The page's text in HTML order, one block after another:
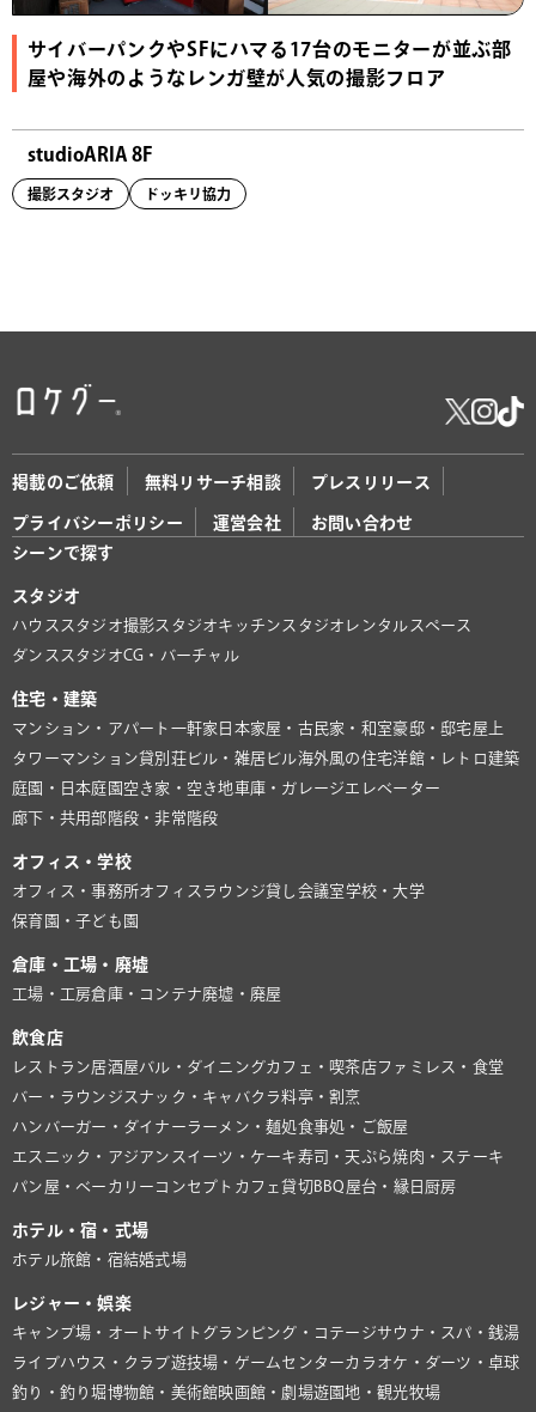
サイバーパンクやSFにハマる17台のモニターが並ぶ部
屋や海外のようなレンガ壁が人気の撮影フロア
studioARIA 8F
撮影スタジオ ドッキリ協力
掲載のご依頼 無料リサーチ相談 プレスリリース
プライバシーポリシー 運営会社
お問い合わせ
シーンで探す
スタジオ
ハウススタジオ撮影スタジオキッチンスタジオ レンタルスペース
ダンススタジオCG・バーチャル
住宅・建築
マンション・アパート 一軒家 日本家屋・古民家・和室豪邸・邸宅屋上
タワーマンション貸別荘ビル・雑居ビル海外風の住宅洋館・レトロ建築
庭園・日本庭園 空き家・空き地 車庫・ガレージ エレベーター
廊下・共用部階段・非常階段
オフィス・学校
オフィス・事務所オフィスラウンジ貸し会議室学校・大学
保育園・子ども園
倉庫・工場・廃墟
工場・工房倉庫・コンテナ廃墟・廃屋
飲食店
レストラン居酒屋バル・ダイニングカフェ・喫茶店ファミレス・食堂
バー・ラウンジ スナック・キャバクラ料亭・割烹
ハンバーガー・ダイナーラーメン・麺処食事処・ご飯屋
エスニック・アジアン スイーツ・ケーキ寿司・天ぷら焼肉・ステーキ
パン屋・ベーカリー コンセプトカフェ貸切BBQ 屋台・縁日 厨房
ホテル・宿・式場
ホテル旅館・宿結婚式場
レジャー・娯楽
キャンプ場・オートサイト グランピング・コテージサウナ・スパ・銭湯
ライブハウス・クラブ遊技場・ゲームセンターカラオケ・ダーツ・卓球
釣り・釣り堀博物館・美術館映画館・劇場遊園地・観光牧場